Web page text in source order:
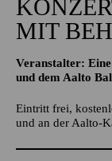
MIT
Veranstalter:
und dem Aalto
Eintritt frei,
und an der Aalto-